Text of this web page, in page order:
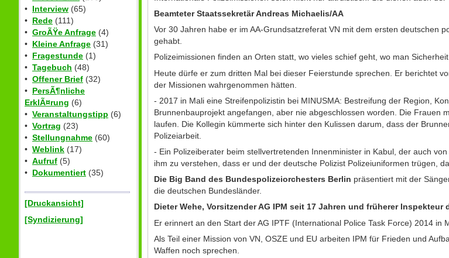
• Interview (65)
• Rede (111)
• GroÃŸe Anfrage (4)
• Kleine Anfrage (31)
• Fragestunde (1)
• Tagebuch (48)
• Offener Brief (32)
• PersÃ¶nliche
ErklÃ¤rung (6)
• Veranstaltungstipp (6)
• Vortrag (23)
• Stellungnahme (60)
• Weblink (17)
• Aufruf (5)
• Dokumentiert (35)
[Druckansicht]
[Syndizierung]
Beamteter Staatssekretär Andreas Michaelis/AA
Vor 30 Jahren habe er im AA-Grundsatzreferat VN mit dem ersten deutschen
gehabt.
Polizeimissionen finden an Orten statt, wo vieles schief geht, wo man
Heute dürfe er zum dritten Mal bei dieser Feierstunde sprechen. Er berichtet
der Missionen wahrgenommen hätten.
- 2017 in Mali eine Streifenpolizistin bei MINUSMA: Bestreifung der Region,
Brunnenbauprojekt angefangen, aber nie abgeschlossen worden. Die Frauen
laufen. Die Kollegin kümmerte sich hinter den Kulissen darum, dass der
Polizeiarbeit.
- Ein Polizeiberater beim stellvertretenden Innenminister in Kabul, der auch
ihm zu verstehen, dass er und der deutsche Polizist Polizeiuniformen trügen,
Die Big Band des Bundespolizeiorchesters Berlin präsentiert mit der
die deutschen Bundesländer.
Dieter Wehe, Vorsitzender AG IPM seit 17 Jahren und früherer Inspekteur
Er erinnert an den Start der AG IPTF (International Police Task Force) 2014 in
Als Teil einer Mission von VN, OSZE und EU arbeiten IPM für Frieden und
Waffen noch sprechen.